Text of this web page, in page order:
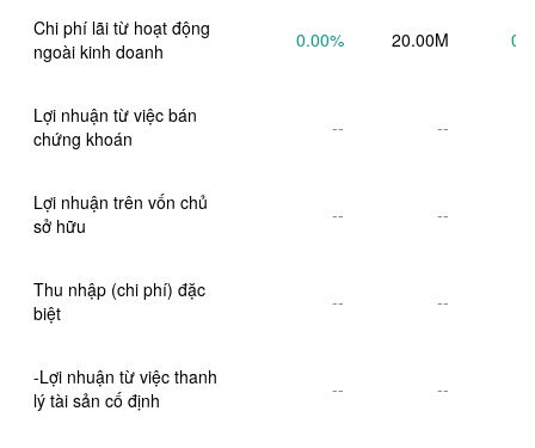
Chi phí lãi từ hoạt động
ngoài kinh doanh
0.00% 20.00M
Lợi nhuận từ việc bán
chứng khoán
-- --
Lợi nhuận trên vốn chủ
sở hữu
-- --
Thu nhập (chi phí) đặc
biệt
-- --
-Lợi nhuận từ việc thanh
lý tài sản cố định
-- --